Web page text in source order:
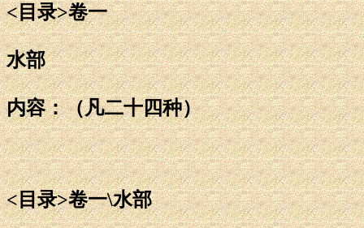
<目录>卷一
水部
内容：（凡二十四种）
<目录>卷一\水部